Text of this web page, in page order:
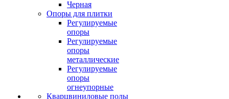
Черная
Опоры для плитки
Регулируемые
опоры
Регулируемые
опоры
металлические
Регулируемые
опоры
огнеупорные
Кварцвиниловые полы